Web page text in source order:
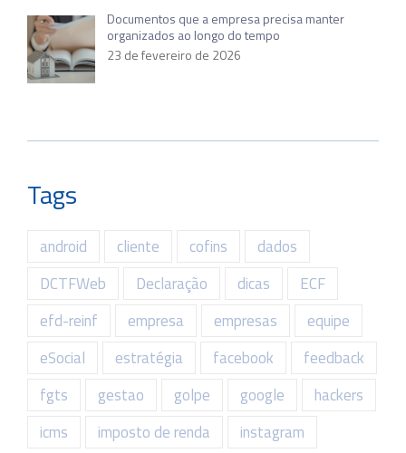
Documentos que a empresa precisa manter
organizados ao longo do tempo
23 de fevereiro de 2026
Tags
android cliente cofins
dados
DCTFWeb
Declaração dicas
ECF
efd-reinf
empresa empresas
equipe
eSocial
estratégia facebook
feedback
fgts
gestao golpe google
hackers
icms
imposto de renda
instagram